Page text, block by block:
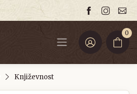
0
Književnost